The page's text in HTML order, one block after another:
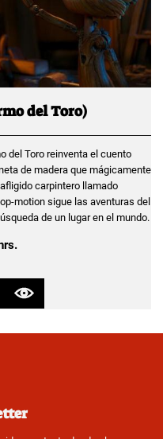
del Toro)
del Toro reinventa el cuento
de madera que mágicamente
carpintero llamado
motion sigue las aventuras del
de un lugar en el mundo.